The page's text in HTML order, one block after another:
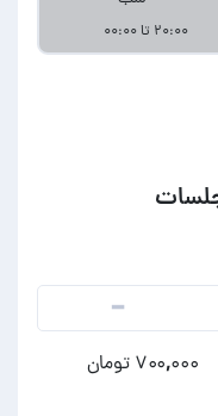
۲۰:۰۰ تا ۰۰:۰۰
-
۷۰۰,۰۰۰ تومان